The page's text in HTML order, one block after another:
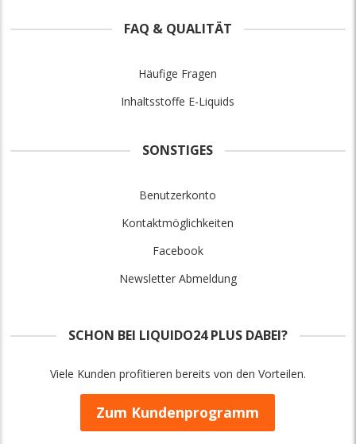
FAQ & QUALITÄT
Häufige Fragen
Inhaltsstoffe E-Liquids
SONSTIGES
Benutzerkonto
Kontaktmöglichkeiten
Facebook
Newsletter Abmeldung
SCHON BEI LIQUIDO24 PLUS DABEI?
Viele Kunden profitieren bereits von den Vorteilen.
Zum Kundenprogramm